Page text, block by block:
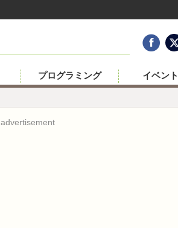
プログラミング イベント
advertisement